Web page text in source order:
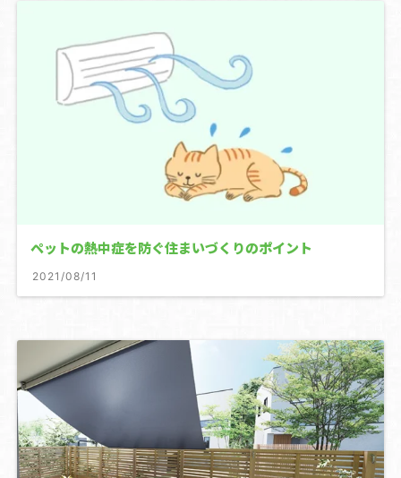
ペットの熱中症を防ぐ住まいづくりのポイント
2021/08/11